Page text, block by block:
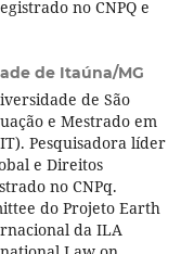
no CNPQ e
de Itaúna/MG
de São
e Mestrado em
Pesquisadora líder
e Direitos
no CNPq.
do Projeto Earth
da ILA